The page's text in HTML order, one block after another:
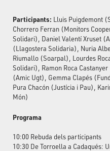
Participants: Lluis Puigdemont
Chorrero Ferran (Monitors
Solidari), Daniel Valentí Xruset
(Llagostera Solidaria), Nuria
Riumallo (Soarpal), Lourdes
Solidari), Ramon Roca
(Amic Ugt), Gemma Clapés
Pura Chacón (Justícia i Pau),
Món)
Programa
10:00 Rebuda dels participants
10:30 De Torroella a Cadaqués: